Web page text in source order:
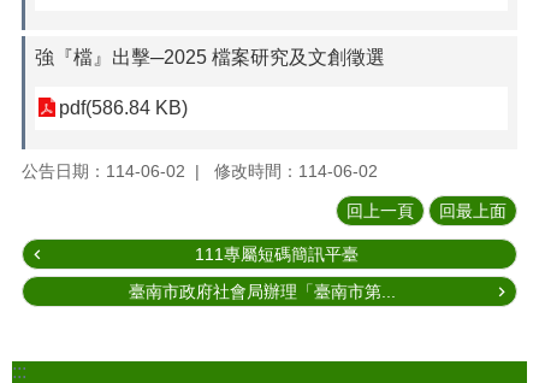
強『檔』出擊─2025 檔案研究及文創徵選
pdf(586.84 KB)
公告日期：114-06-02 修改時間：114-06-02
回上一頁 回最上面
111專屬短碼簡訊平臺
臺南市政府社會局辦理「臺南市第...
:::